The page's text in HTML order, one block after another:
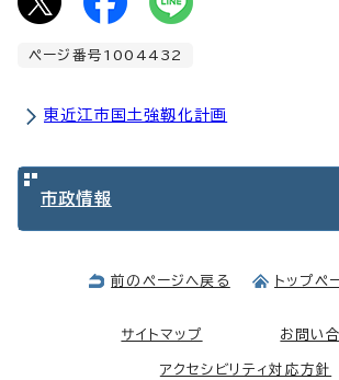
ページ番号1004432
東近江市国土強靱化計画
市政情報
前のページへ戻る トップペ
サイトマップ お問い
アクセシビリティ対応方針